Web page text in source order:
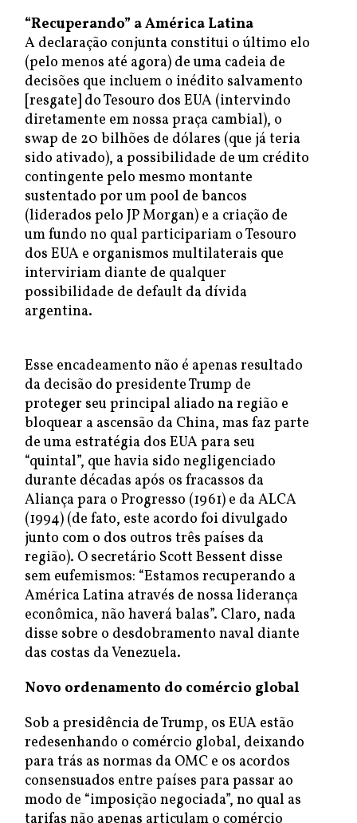
“Recuperando” a América Latina
A declaração conjunta constitui o último elo
(pelo menos até agora) de uma cadeia de
decisões que incluem o inédito salvamento
[resgate] do Tesouro dos EUA (intervindo
diretamente em nossa praça cambial), o
swap de 20 bilhões de dólares (que já teria
sido ativado), a possibilidade de um crédito
contingente pelo mesmo montante
sustentado por um pool de bancos
(liderados pelo JP Morgan) e a criação de
um fundo no qual participariam o Tesouro
dos EUA e organismos multilaterais que
interviriam diante de qualquer
possibilidade de default da dívida
argentina.
Esse encadeamento não é apenas resultado
da decisão do presidente Trump de
proteger seu principal aliado na região e
bloquear a ascensão da China, mas faz parte
de uma estratégia dos EUA para seu
“quintal”, que havia sido negligenciado
durante décadas após os fracassos da
Aliança para o Progresso (1961) e da ALCA
(1994) (de fato, este acordo foi divulgado
junto com o dos outros três países da
região). O secretário Scott Bessent disse
sem eufemismos: “Estamos recuperando a
América Latina através de nossa liderança
econômica, não haverá balas”. Claro, nada
disse sobre o desdobramento naval diante
das costas da Venezuela.
Novo ordenamento do comércio global
Sob a presidência de Trump, os EUA estão
redesenhando o comércio global, deixando
para trás as normas da OMC e os acordos
consensuados entre países para passar ao
modo de “imposição negociada”, no qual as